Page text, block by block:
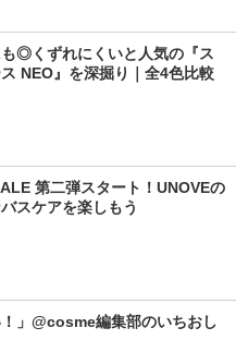
◎くずれにくいと人気の『ス
NEO』を深掘り｜全4色比較
第二弾スタート！UNOVEの
スケアを楽しもう
」@cosme編集部のいちおし